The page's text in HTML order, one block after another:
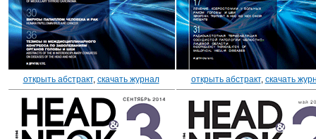
открыть абстракт, скачать журнал открыть абстракт, скачать